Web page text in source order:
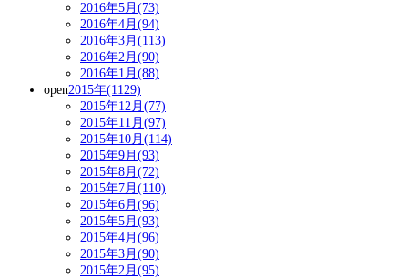
2016年5月(73)
2016年4月(94)
2016年3月(113)
2016年2月(90)
2016年1月(88)
open2015年(1129)
2015年12月(77)
2015年11月(97)
2015年10月(114)
2015年9月(93)
2015年8月(72)
2015年7月(110)
2015年6月(96)
2015年5月(93)
2015年4月(96)
2015年3月(90)
2015年2月(95)